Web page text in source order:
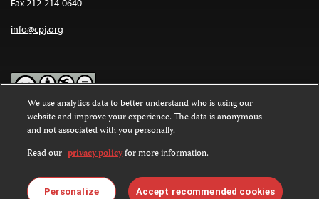
info@cpj.org
Except where noted, text on this website is licensed under a
Commons Attribution-NonCommercial-NoDerivatives 4.0
International License.
Images and other media are not covered by the Creative Commons
license. For more information about permissions, see ourFAQs
We use analytics data to better understand who is using our
website and improve your experience. The data is anonymous
and not associated with you personally.
Read our privacy policyfor more information.
Personalize Accept recommended cookies